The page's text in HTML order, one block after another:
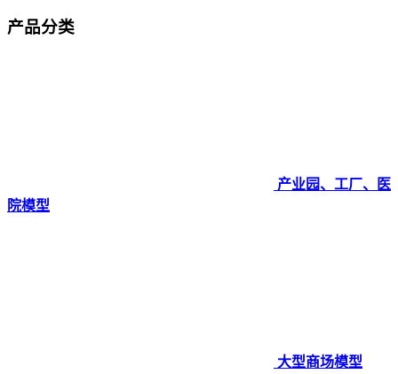
产品分类
产业园、工厂、医
院模型
大型商场模型